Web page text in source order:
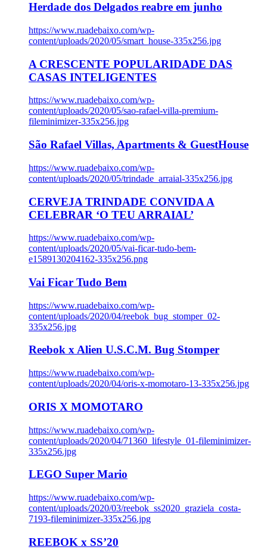
Herdade dos Delgados reabre em junho
https://www.ruadebaixo.com/wp-
content/uploads/2020/05/smart_house-335x256.jpg
A CRESCENTE POPULARIDADE DAS
CASAS INTELIGENTES
https://www.ruadebaixo.com/wp-
content/uploads/2020/05/sao-rafael-villa-premium-
fileminimizer-335x256.jpg
São Rafael Villas, Apartments & GuestHouse
https://www.ruadebaixo.com/wp-
content/uploads/2020/05/trindade_arraial-335x256.jpg
CERVEJA TRINDADE CONVIDA A
CELEBRAR ‘O TEU ARRAIAL’
https://www.ruadebaixo.com/wp-
content/uploads/2020/05/vai-ficar-tudo-bem-
e1589130204162-335x256.png
Vai Ficar Tudo Bem
https://www.ruadebaixo.com/wp-
content/uploads/2020/04/reebok_bug_stomper_02-
335x256.jpg
Reebok x Alien U.S.C.M. Bug Stomper
https://www.ruadebaixo.com/wp-
content/uploads/2020/04/oris-x-momotaro-13-335x256.jpg
ORIS X MOMOTARO
https://www.ruadebaixo.com/wp-
content/uploads/2020/04/71360_lifestyle_01-fileminimizer-
335x256.jpg
LEGO Super Mario
https://www.ruadebaixo.com/wp-
content/uploads/2020/03/reebok_ss2020_graziela_costa-
7193-fileminimizer-335x256.jpg
REEBOK x SS’20